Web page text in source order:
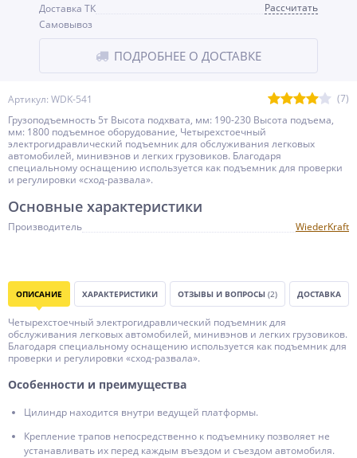
Артикул: WDK-541
(7)
Грузоподъемность 5т Высота подхвата, мм: 190-230 Высота подъема,
мм: 1800 подъемное оборудование, Четырехстоечный
электрогидравлический подъемник для обслуживания легковых
автомобилей, минивэнов и легких грузовиков. Благодаря
специальному оснащению используется как подъемник для проверки
и регулировки «сход-развала».
Доставка ТК
Рассчитать
Самовывоз
ПОДРОБНЕЕ О ДОСТАВКЕ
Основные характеристики
Производитель WiederKraft
ОПИСАНИЕ ХАРАКТЕРИСТИКИ ОТЗЫВЫ И ВОПРОСЫ (2) ДОСТАВКА
Четырехстоечный электрогидравлический подъемник для
обслуживания легковых автомобилей, минивэнов и легких грузовиков.
Благодаря специальному оснащению используется как подъемник для
проверки и регулировки «сход-развала».
Особенности и преимущества
Цилиндр находится внутри ведущей платформы.
Крепление трапов непосредственно к подъемнику позволяет не
устанавливать их перед каждым въездом и съездом автомобиля.